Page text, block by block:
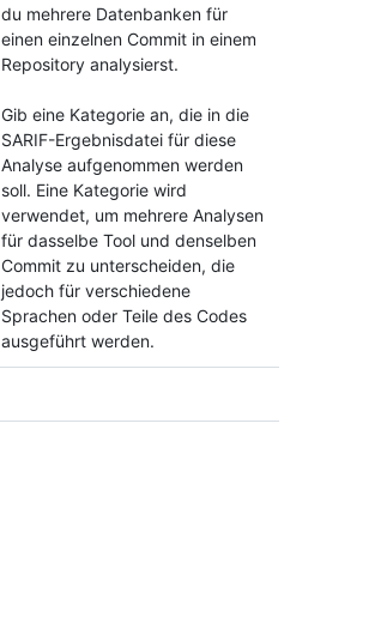
du mehrere Datenbanken für
einen einzelnen Commit in einem
Repository analysierst.
Gib eine Kategorie an, die in die
SARIF-Ergebnisdatei für diese
Analyse aufgenommen werden
soll. Eine Kategorie wird
verwendet, um mehrere Analysen
für dasselbe Tool und denselben
Commit zu unterscheiden, die
jedoch für verschiedene
Sprachen oder Teile des Codes
ausgeführt werden.